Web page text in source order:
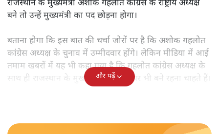
राजस्थान के मुख्यमंत्री अशोक गहलोत कांग्रेस के राष्ट्रीय अध्यक्ष
बने तो उन्हें मुख्यमंत्री का पद छोड़ना होगा।
बताना होगा कि इस बात की चर्चा जोरों पर है कि अशोक गहलोत
कांग्रेस अध्यक्ष के चुनाव में उम्मीदवार होंगे। लेकिन मीडिया में आई
तमाम खबरों में यह भी कहा गया है कि गहलोत कांग्रेस अध्यक्ष के
साथ ही राजस्थान के मुख्यमंत्री की कुर्सी पर भी बने रहना चाहते हैं।
और पढ़ें